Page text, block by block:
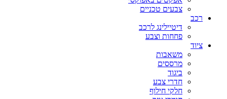
צבעים טכניים
רכב
דיטיילינג לרכב
פחחות וצבע
ציוד
משאבות
מרססים
ביגוד
חדרי צבע
חלקי חילוף